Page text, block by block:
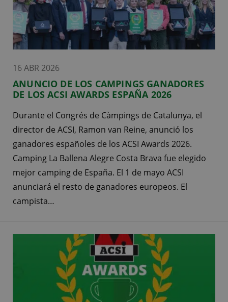
16 ABR 2026
ANUNCIO DE LOS CAMPINGS GANADORES
DE LOS ACSI AWARDS ESPAÑA 2026
Durante el Congrés de Càmpings de Catalunya, el
director de ACSI, Ramon van Reine, anunció los
ganadores españoles de los ACSI Awards 2026.
Camping La Ballena Alegre Costa Brava fue elegido
mejor camping de España. El 1 de mayo ACSI
anunciará el resto de ganadores europeos. El
campista…